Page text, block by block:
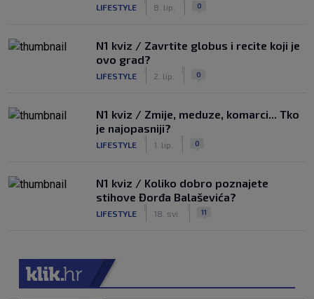
LIFESTYLE 8. lip. 0
N1 kviz / Zavrtite globus i recite koji je
ovo grad?
LIFESTYLE 2. lip. 0
N1 kviz / Zmije, meduze, komarci... Tko
je najopasniji?
LIFESTYLE 1. lip. 0
N1 kviz / Koliko dobro poznajete
stihove Đorđa Balaševića?
LIFESTYLE 18. svi. 11